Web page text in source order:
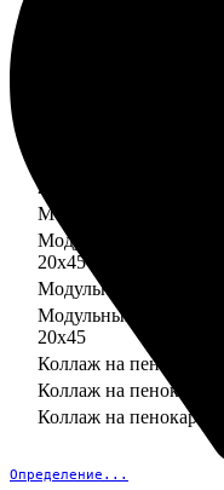
Определение...
20х45
Модульный
Модульный
20х45
Модульный
Модульный
20х45
Коллаж на
Коллаж на
Коллаж на